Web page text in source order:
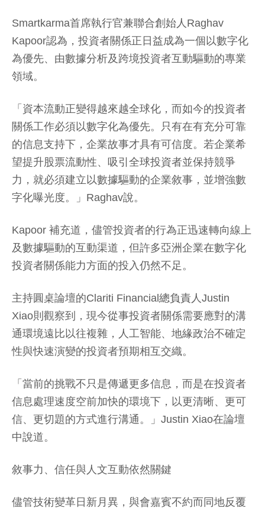
Smartkarma首席執行官兼聯合創始人Raghav
Kapoor認為，投資者關係正日益成為一個以數字化
為優先、由數據分析及跨境投資者互動驅動的專業
領域。
「資本流動正變得越來越全球化，而如今的投資者
關係工作必須以數字化為優先。只有在有充分可靠
的信息支持下，企業故事才具有可信度。若企業希
望提升股票流動性、吸引全球投資者並保持競爭
力，就必須建立以數據驅動的企業敘事，並增強數
字化曝光度。」Raghav說。
Kapoor 補充道，儘管投資者的行為正迅速轉向線上
及數據驅動的互動渠道，但許多亞洲企業在數字化
投資者關係能力方面的投入仍然不足。
主持圓桌論壇的Clariti Financial總負責人Justin
Xiao則觀察到，現今從事投資者關係需要應對的溝
通環境遠比以往複雜，人工智能、地緣政治不確定
性與快速演變的投資者預期相互交織。
「當前的挑戰不只是傳遞更多信息，而是在投資者
信息處理速度空前加快的環境下，以更清晰、更可
信、更切題的方式進行溝通。」Justin Xiao在論壇
中說道。
敘事力、信任與人文互動依然關鍵
儘管技術變革日新月異，與會嘉賓不約而同地反覆